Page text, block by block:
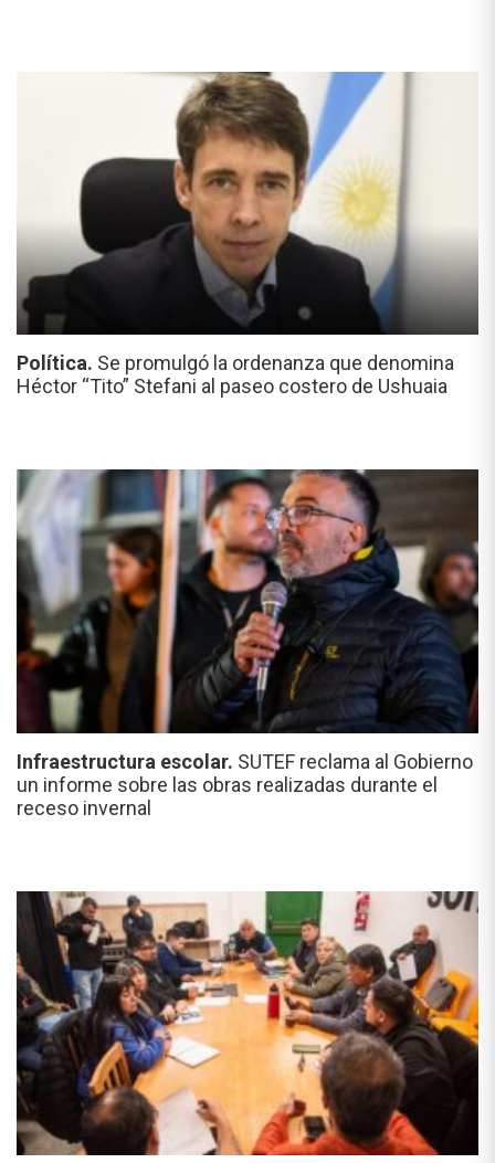
Política. Se promulgó la ordenanza que denomina
Héctor “Tito” Stefani al paseo costero de Ushuaia
Infraestructura escolar. SUTEF reclama al Gobierno
un informe sobre las obras realizadas durante el
receso invernal